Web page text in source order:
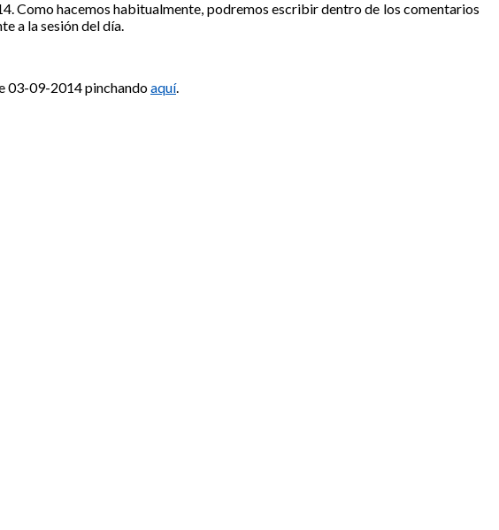
Como hacemos habitualmente, podremos escribir dentro de los comentarios
a la sesión del día.
03-09-2014 pinchandoaquí.